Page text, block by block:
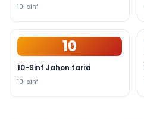
10-sinf
10
PDF
10-Sinf Jahon tarixi
10-sinf